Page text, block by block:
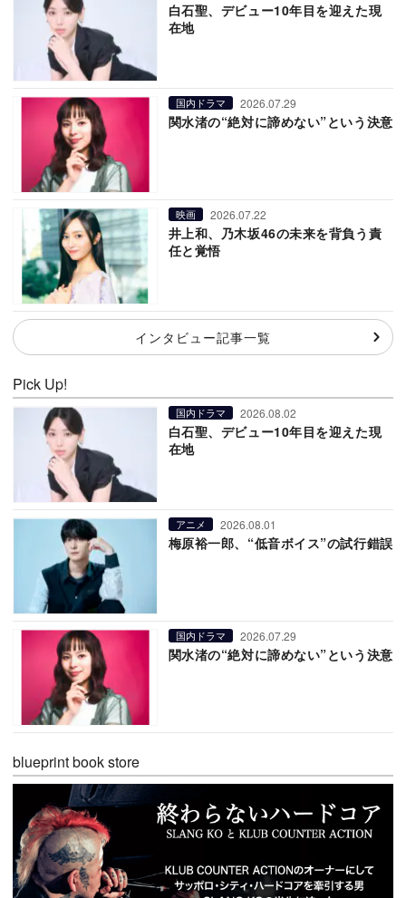
白石聖、デビュー10年目を迎えた現
在地
国内ドラマ 2026.07.29
関水渚の“絶対に諦めない”という決意
映画 2026.07.22
井上和、乃木坂46の未来を背負う責
任と覚悟
インタビュー記事一覧
Pick Up!
国内ドラマ 2026.08.02
白石聖、デビュー10年目を迎えた現
在地
アニメ 2026.08.01
梅原裕一郎、“低音ボイス”の試行錯誤
国内ドラマ 2026.07.29
関水渚の“絶対に諦めない”という決意
blueprint book store